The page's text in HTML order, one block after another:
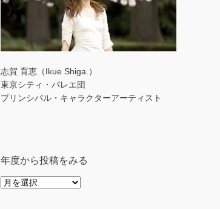
志賀 育恵（Ikue Shiga.）
東京シティ・バレエ団
プリンシパル・キャラクターアーティスト
年度から投稿をみる
年